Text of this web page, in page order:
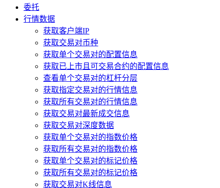
委托
行情数据
获取客户端IP
获取交易对币种
获取单个交易对的配置信息
获取已上市且可交易合约的配置信息
查看单个交易对的杠杆分层
获取指定交易对的行情信息
获取所有交易对的行情信息
获取交易对最新成交信息
获取交易对深度数据
获取单个交易对的指数价格
获取所有交易对的指数价格
获取单个交易对的标记价格
获取所有交易对的标记价格
获取交易对K线信息